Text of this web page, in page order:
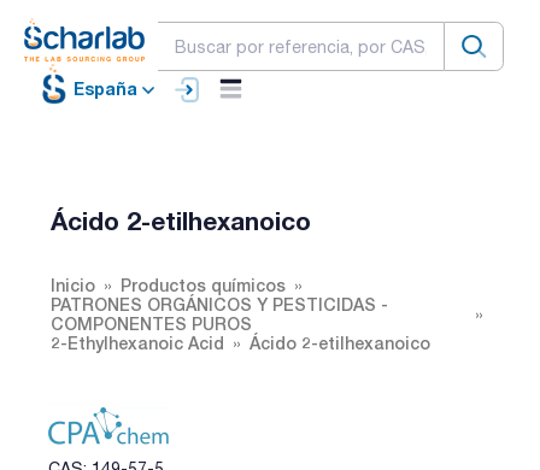
España
Ácido 2-etilhexanoico
Inicio
Productos químicos
PATRONES ORGÁNICOS Y PESTICIDAS -
COMPONENTES PUROS
2-Ethylhexanoic Acid
Ácido 2-etilhexanoico